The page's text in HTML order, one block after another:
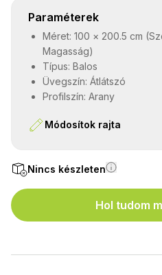
Paraméterek
Méret: 100 × 200.5 cm
Magasság)
Típus: Balos
Üvegszín: Átlátszó
Profilszín: Arany
Módosítok rajta
Nincs készleten
Hol tudom